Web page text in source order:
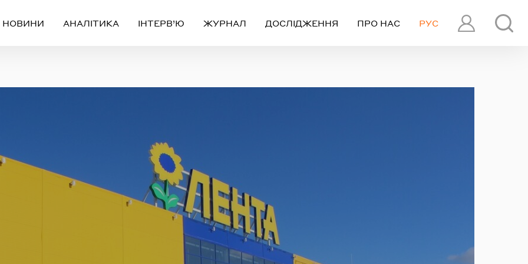
ПРОФІЛЬ
РУС
НОВИНИ АНАЛІТИКА ІНТЕРВ’Ю ЖУРНАЛ ДОСЛІДЖЕННЯ ПРО НАС
FACEBOOK GOOGLE